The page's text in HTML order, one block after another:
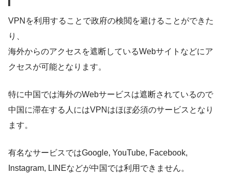
VPNを利用することで政府の検閲を避けることができた
り、
海外からのアクセスを遮断しているWebサイトなどにア
クセスが可能となります。
特に中国では海外のWebサービスは遮断されているので
中国に滞在する人にはVPNはほぼ必須のサービスとなり
ます。
有名なサービスではGoogle, YouTube, Facebook,
Instagram, LINEなどが中国では利用できません。